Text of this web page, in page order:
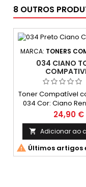
8 OUTROS
MARCA: TONERS
034 CIANO
Toner Compatível
034 Cor: Ciano
Médio: 7,300
com base na
24711 e impressão
rendimento
consideravelmente
no conteúdo das
Preço
24,90 €
 Adicionar ao
 Últimos artigos